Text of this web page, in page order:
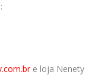
:
e loja Nenety